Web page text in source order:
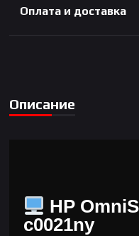
Оплата и доставка
Описание
HP
c0021ny